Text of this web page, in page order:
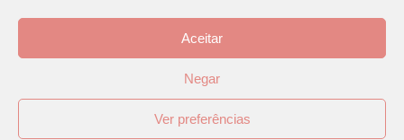
Aceitar
Negar
Ver preferências